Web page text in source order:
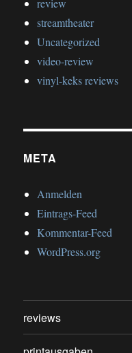
review
streamtheater
Uncategorized
video-review
vinyl-keks reviews
META
Anmelden
Eintrags-Feed
Kommentar-Feed
WordPress.org
reviews